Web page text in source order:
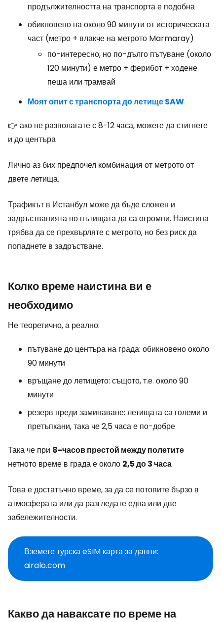
продължителността на транспорта е подобна
обикновено на около 90 минути от историческата
част (метро + влакче на метрото Marmaray)
по-интересно, но по-дълго пътуване (около
120 минути) е метро + ферибот + ходене
пеша или трамвай
Моят опит с транспорта до летище SAW
👉 ако не разполагате с 8-12 часа, можете да стигнете
и до центъра
Лично аз бих предпочел комбинация от метрото от
двете летища.
Трафикът в Истанбул може да бъде сложен и
задръстванията по пътищата да са огромни. Наистина
трябва да се прехвърляте с метрото, но без риск да
попаднете в задръстване.
Колко време наистина ви е
необходимо
Не теоретично, а реално:
пътуване до центъра на града: обикновено около
90 минути
връщане до летището: същото, т.е. около 90
минути
резерв преди заминаване: летищата са големи и
претъпкани, така че 2,5 часа е по-добре
Така че при 8-часов престой между полетите
нетното време в града е около 2,5 до 3 часа
Това е достатъчно време, за да се потопите бързо в
атмосферата или да разгледате една или две
забележителности.
Вземете турска eSIM карта за данни:
airalo.com
Какво да наваксате по време на